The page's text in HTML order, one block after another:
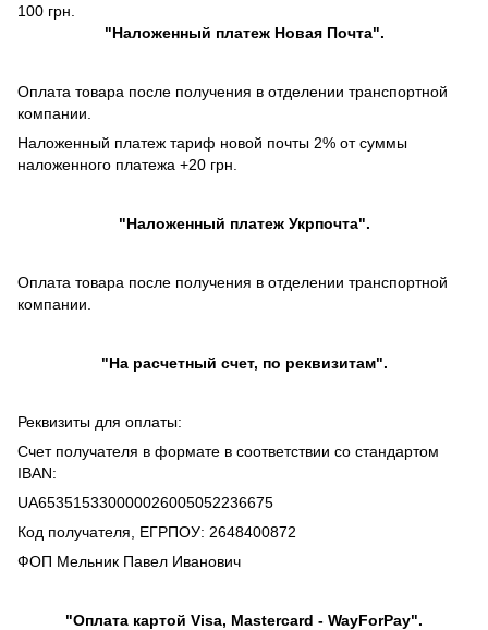
100 грн.
"Наложенный платежНовая Почта".
Оплата товара после получения в отделении транспортной
компании.
Наложенный платеж тариф новой почты 2% от суммы
наложенного платежа +20 грн.
"Наложенный платежУкрпочта".
Оплата товара после получения в отделении транспортной
компании.
"На расчетный счет, по реквизитам".
Реквизиты для оплаты:
Счет получателя в формате в соответствии со стандартом
IBAN:
UA653515330000026005052236675
Код получателя, ЕГРПОУ: 2648400872
ФОП Мельник Павел Иванович
"Оплата картой Visa, Mastercard - WayForPay".